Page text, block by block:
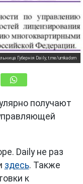
Губернiя Daily, t.me/umkadom
получают
Daily не раз
здесь. Также
к